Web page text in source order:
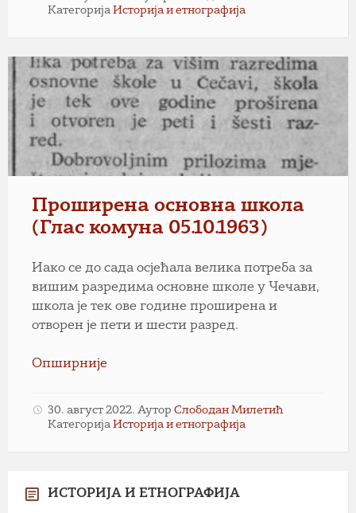
Категорија Историја и етнографија
Проширена основна школа
(Глас комуна 05.10.1963)
Иако се до сада осјећала велика потреба за
вишим разредима основне школе у Чечави,
школа је тек ове године проширена и
отворен је пети и шести разред.
Опширније
30. август 2022. Аутор Слободан Милетић
Категорија Историја и етнографија
ИСТОРИЈА И ЕТНОГРАФИЈА